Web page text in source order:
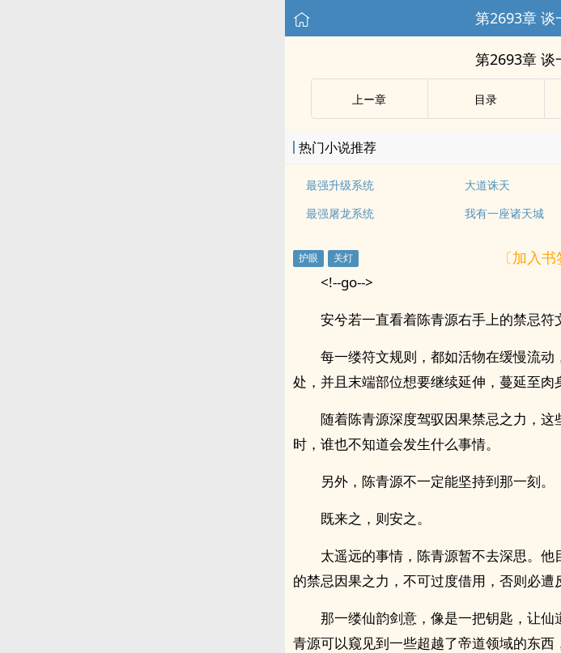
第2693章 谈
第2693章 谈
上ー章 目录
热门小说推荐
最强升级系统 大道诛天
最强屠龙系统
我有一座诸天城
〔加入书
<!--go-->
安兮若一直看着陈青源右手上的禁忌符
每一缕符文规则，都如活物在缓慢流
处，并且末端部位想要继续延伸，蔓延至肉
随着陈青源深度驾驭因果禁忌之力，
时，谁也不知道会发生什么事情。
另外，陈青源不一定能坚持到那一刻。
既来之，则安之。
太遥远的事情，陈青源暂不去深思。
的禁忌因果之力，不可过度借用，否则必遭
那一缕仙韵剑意，像是一把钥匙，让
青源可以窥见到一些超越了帝道领域的东西